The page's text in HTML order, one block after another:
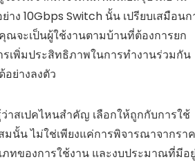
าง 10Gbps Switch นั้น เปรียบเสมือนก
ณจะเป็นผู้ใช้งานตามบ้านที่ต้องการยก
เพิ่มประสิทธิภาพในการทำงานร่วมกัน
ย่างลงตัว
าสเปคไหนสำคัญ เลือกให้ถูกกับการใช้
นั้น ไม่ใช่เพียงแค่การพิจารณาจากรา
ภทของการใช้งาน และงบประมาณที่มีอ